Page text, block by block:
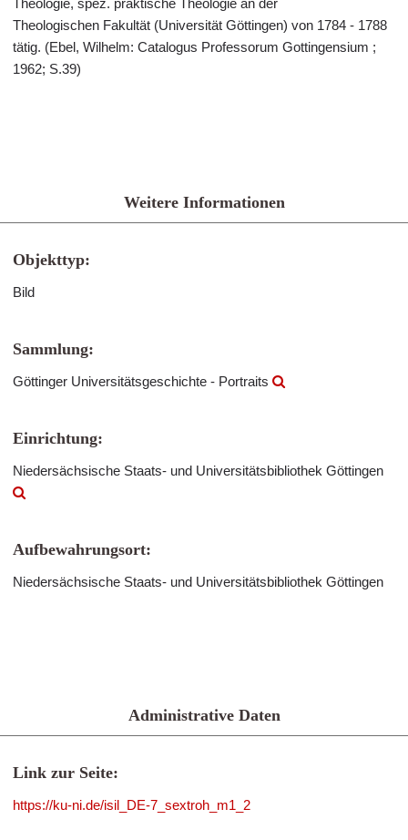
Theologie, spez. praktische Theologie an der
Theologischen Fakultät (Universität Göttingen) von 1784 - 1788
tätig. (Ebel, Wilhelm: Catalogus Professorum Gottingensium ;
1962; S.39)
Weitere Informationen
Objekttyp:
Bild
Sammlung:
Göttinger Universitätsgeschichte - Portraits
Einrichtung:
Niedersächsische Staats- und Universitätsbibliothek Göttingen
Aufbewahrungsort:
Niedersächsische Staats- und Universitätsbibliothek Göttingen
Administrative Daten
Link zur Seite:
https://ku-ni.de/isil_DE-7_sextroh_m1_2